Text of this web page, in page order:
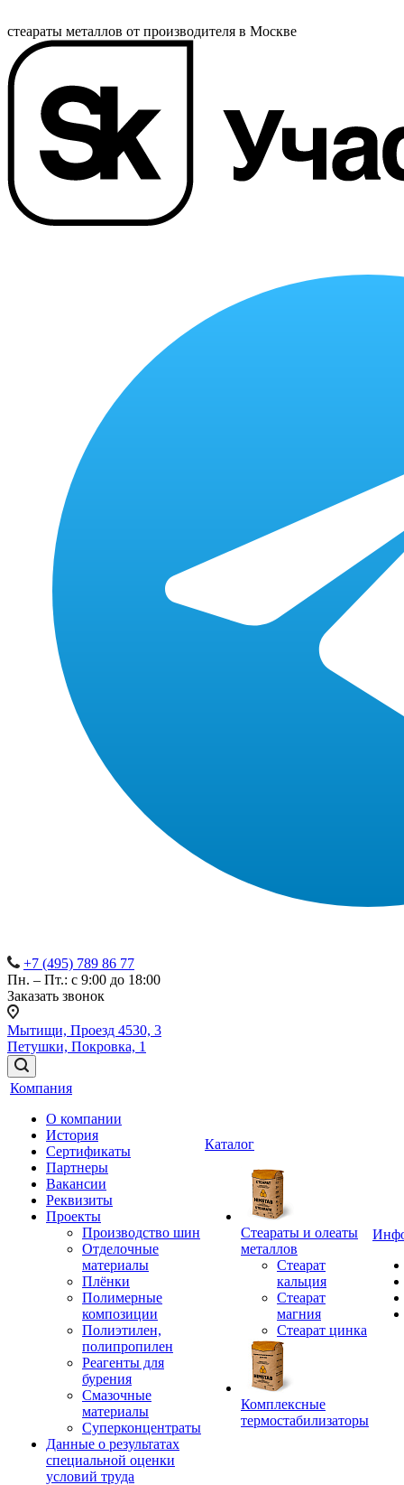
стеараты металлов от производителя в Москве
+7 (495) 789 86 77
Пн. – Пт.: с 9:00 до 18:00
Заказать звонок
Мытищи, Проезд 4530, 3
Петушки, Покровка, 1
Компания
О компании
История
Сертификаты
Партнеры
Вакансии
Реквизиты
Проекты
Производство шин
Отделочные
материалы
Плёнки
Полимерные
композиции
Полиэтилен,
полипропилен
Реагенты для
бурения
Смазочные
материалы
Суперконцентраты
Данные о результатах
специальной оценки
условий труда
Каталог
Стеараты и олеаты
металлов
Стеарат
кальция
Стеарат
магния
Стеарат цинка
Комплексные
термостабилизаторы